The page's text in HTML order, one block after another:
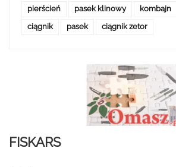
pierścień
pasek klinowy kombajn
ciągnik
pasek ciągnik zetor
FISKARS